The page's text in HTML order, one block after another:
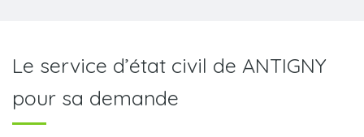
Le service d’état civil de ANTIGNY
pour sa demande